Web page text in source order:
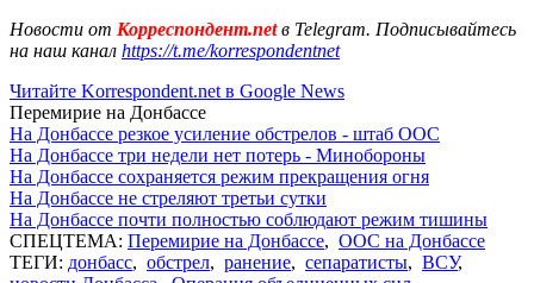
Новости от Корреспондент.netв Telegram. Подписывайтесь
на наш канал https://t.me/korrespondentnet
Читайте Korrespondent.net в Google News
Перемирие на Донбассе
На Донбассе резкое усиление обстрелов - штаб ООС
На Донбассе три недели нет потерь - Минобороны
На Донбассе сохраняется режим прекращения огня
На Донбассе не стреляют третьи сутки
На Донбассе почти полностью соблюдают режим тишины
СПЕЦТЕМА: Перемирие на Донбассе, ООС на Донбассе
ТЕГИ: донбасс, обстрел, ранение, сепаратисты, ВСУ,